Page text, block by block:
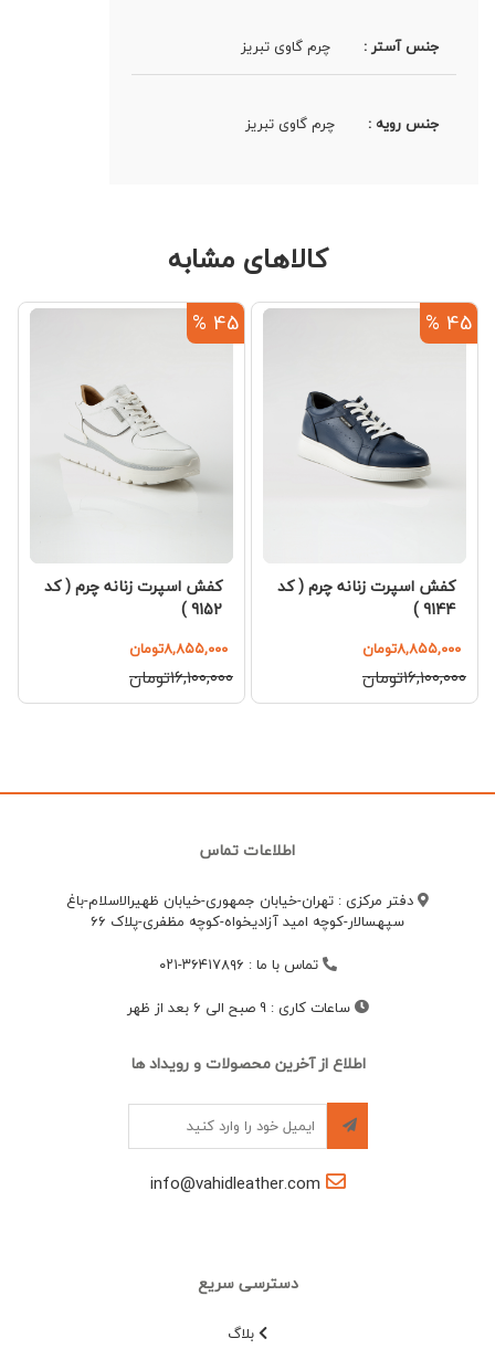
جنس آستر : چرم گاوی تبریز
جنس رویه : چرم گاوی تبریز
کالاهای مشابه
45 %
کفش اسپرت زنانه چرم ( کد
9144 )
۸,۸۵۵,۰۰۰تومان
۱۶,۱۰۰,۰۰۰تومان
45 %
کفش اسپرت زنانه چرم ( کد
9152 )
۸,۸۵۵,۰۰۰تومان
۱۶,۱۰۰,۰۰۰تومان
اطلاعات تماس
دفتر مرکزی : تهران-خیابان جمهوری-خیابان ظهیرالاسلام-باغ
سپهسالار-کوچه امید آزادیخواه-کوچه مظفری-پلاک 66
تماس با ما : ۳۶۴۱۷۸۹۶-۰۲۱
ساعات کاری : 9 صبح الی 6 بعد از ظهر
اطلاع از آخرین محصولات و رویداد ها
info@vahidleather.com
دسترسی سریع
بلاگ